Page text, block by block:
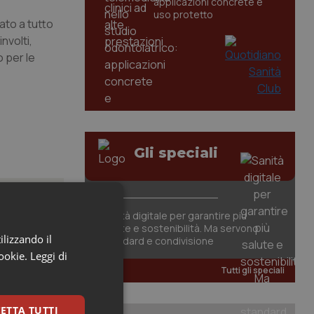
a tutto
per le
da
uso protetto
Gli speciali
Sanità digitale per garantire più
salute e sostenibilità. Ma servono
standard e condivisione
Tutti gli speciali
il
Leggi di
TUTTI